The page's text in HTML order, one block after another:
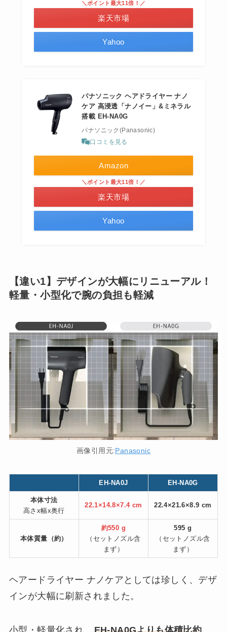
＼ポイント最大11倍！／
楽天市場
Yahoo
パナソニック ヘアドライヤー ナノ
ケア 高浸透「ナノイー」&ミネラル
搭載 EH-NA0G
パナソニック(Panasonic)
口コミを見る
Amazon
＼ポイント最大11倍！／
楽天市場
Yahoo
【違い1】デザインが大幅にリニューアル！
軽量・小型化で腕の負担も軽減
画像引用元:Panasonic
EH-NA0J EH-NA0G
本体寸法
高さx幅x奥行
22.1×14.8×7.4 cm 22.4×21.6×8.9 cm
本体質量（約）
約550 g
（セットノズル含
まず）
595 g
（セットノズル含
まず）
ヘアードライヤー ナノケアとしては珍しく、デザ
インが大幅に刷新されました。